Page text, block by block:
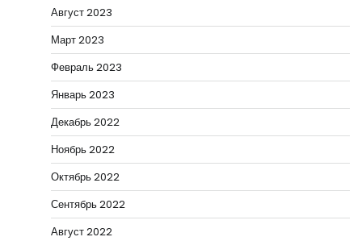
Август 2023
Март 2023
Февраль 2023
Январь 2023
Декабрь 2022
Ноябрь 2022
Октябрь 2022
Сентябрь 2022
Август 2022